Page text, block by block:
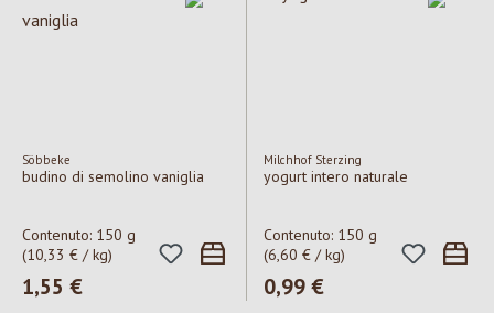
Söbbeke
budino di semolino vaniglia
Contenuto: 150 g
(10,33 € / kg)
Prezzo normale:
1,55 €
Milchhof Sterzing
yogurt intero naturale
Contenuto: 150 g
(6,60 € / kg)
Prezzo normale:
0,99 €